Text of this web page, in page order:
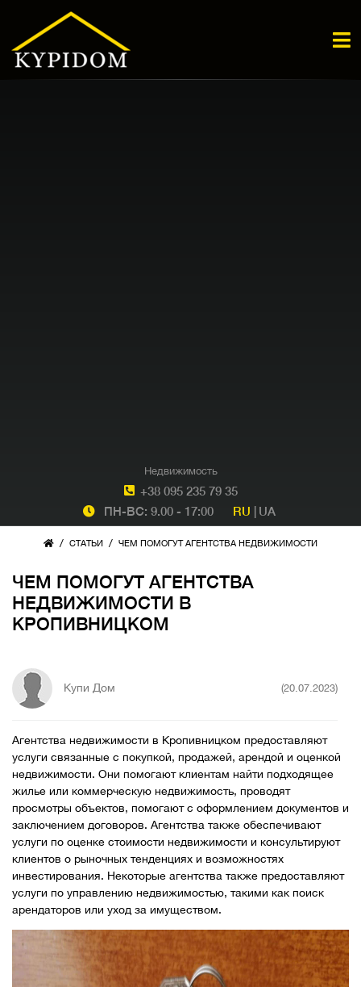
+38 095 235 79 35
Недвижимость
ПН-ВС: 9.00 - 17:00 RU | UA
/ СТАТЬИ / ЧЕМ ПОМОГУТ АГЕНТСТВА НЕДВИЖИМОСТИ
ЧЕМ ПОМОГУТ АГЕНТСТВА
НЕДВИЖИМОСТИ В
КРОПИВНИЦКОМ
Купи Дом (20.07.2023)
Агентства недвижимости в Кропивницком предоставляют
услуги связанные с покупкой, продажей, арендой и оценкой
недвижимости. Они помогают клиентам найти подходящее
жилье или коммерческую недвижимость, проводят
просмотры объектов, помогают с оформлением документов и
заключением договоров. Агентства также обеспечивают
услуги по оценке стоимости недвижимости и консультируют
клиентов о рыночных тенденциях и возможностях
инвестирования. Некоторые агентства также предоставляют
услуги по управлению недвижимостью, такими как поиск
арендаторов или уход за имуществом.